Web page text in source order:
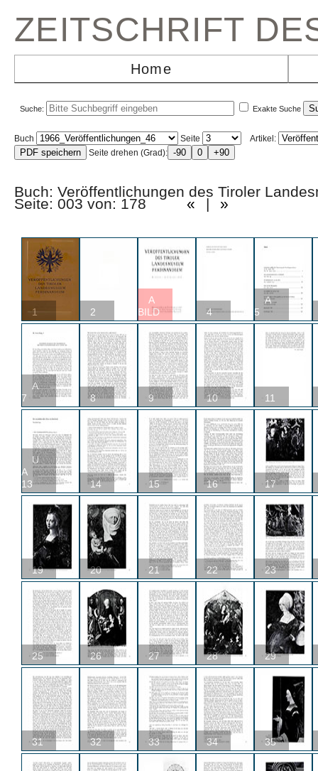
ZEITSCHRIFT
Home
Suche: Exakte Suche
Buch Seite
Artikel:
Seite drehen (Grad):
Buch: Veröffentlichungen des Tiroler
Seite: 003 von: 178 « | »
1 2
A
BILD
4
A
5
A
7
8 9 10 11
U
A
13
14 15 16 17
19 20 21 22 23
25 26 27 28 29
31 32 33 34 35